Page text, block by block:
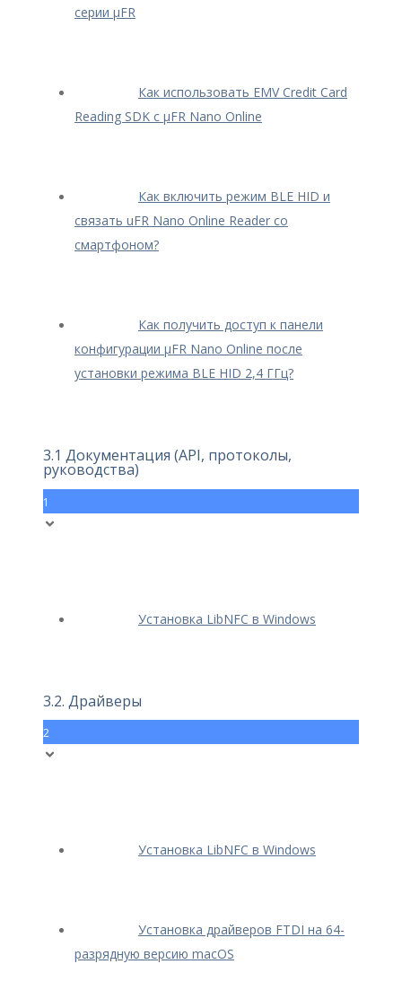
серии μFR
Как использовать EMV Credit Card
Reading SDK с μFR Nano Online
Как включить режим BLE HID и
связать uFR Nano Online Reader со
смартфоном?
Как получить доступ к панели
конфигурации μFR Nano Online после
установки режима BLE HID 2,4 ГГц?
3.1 Документация (API, протоколы,
руководства)
1
Установка LibNFC в Windows
3.2. Драйверы
2
Установка LibNFC в Windows
Установка драйверов FTDI на 64-
разрядную версию macOS